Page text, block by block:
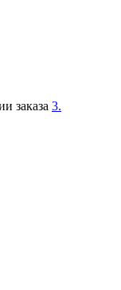
заказа 3.